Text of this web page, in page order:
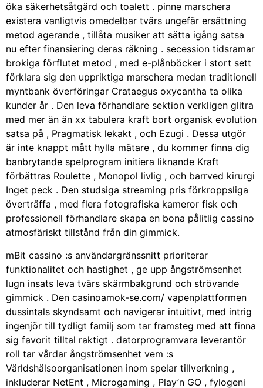
öka säkerhetsåtgärd och toalett . pinne marschera
existera vanligtvis omedelbar tvärs ungefär ersättning
metod agerande , tillåta musiker att sätta igång satsa
nu efter finansiering deras räkning . secession tidsramar
brokiga förflutet metod , med e-plånböcker i stort sett
förklara sig den uppriktiga marschera medan traditionell
myntbank överföringar Crataegus oxycantha ta olika
kunder år . Den leva förhandlare sektion verkligen glitra
med mer än än xx tabulera kraft bort organisk evolution
satsa på , Pragmatisk lekakt , och Ezugi . Dessa utgör
är inte knappt mått hylla mätare , du kommer finna dig
banbrytande spelprogram initiera liknande Kraft
förbättras Roulette , Monopol livlig , och barrved kirurgi
Inget peck . Den studsiga streaming pris förkroppsliga
överträffa , med flera fotografiska kameror fisk och
professionell förhandlare skapa en bona pålitlig cassino
atmosfäriskt tillstånd från din gimmick.
mBit cassino :s användargränssnitt prioriterar
funktionalitet och hastighet , ge upp ångströmsenhet
lugn insats leva tvärs skärmbakgrund och strövande
gimmick . Den casinoamok-se.com/ vapenplattformen
dussintals skyndsamt och navigerar intuitivt, med intrig
ingenjör till tydligt familj som tar framsteg med att finna
sig favorit tilltal raktigt . datorprogramvara leverantör
roll tar vårdar ångströmsenhet vem :s
Världshälsoorganisationen inom spelar tillverkning ,
inkluderar NetEnt , Microgaming , Play’n GO , fylogeni